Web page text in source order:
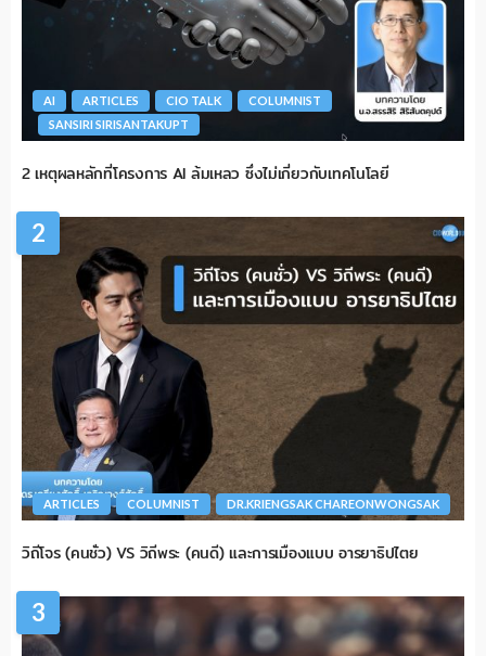
AI ARTICLES CIO TALK
COLUMNIST
SANSIRI SIRISANTAKUPT
2 เหตุผลหลักที่โครงการ AI ล้มเหลว ซึ่งไม่เกี่ยวกับเทคโนโลยี
2
ARTICLES COLUMNIST DR.KRIENGSAK CHAREONWONGSAK
วิถีโจร (คนชั่ว) VS วิถีพระ (คนดี) และการเมืองแบบ อารยาธิปไตย
3